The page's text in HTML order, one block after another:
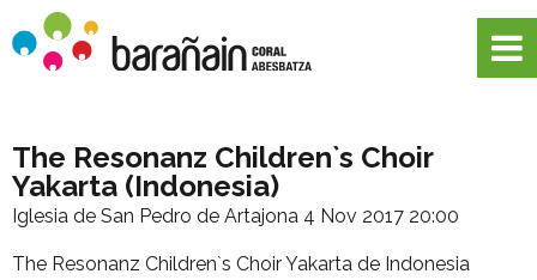
The Resonanz Children`s Choir
Yakarta (Indonesia)
Iglesia de San Pedro de Artajona 4 Nov 2017 20:00
The Resonanz Children`s Choir Yakarta de Indonesia